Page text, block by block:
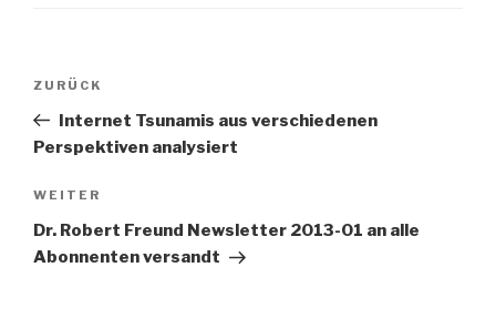
Beitrags-
Vorheriger
Beitrag
ZURÜCK
Internet Tsunamis aus verschiedenen
Perspektiven analysiert
Nächster
Beitrag
WEITER
Dr. Robert Freund Newsletter 2013-01 an alle
Abonnenten versandt